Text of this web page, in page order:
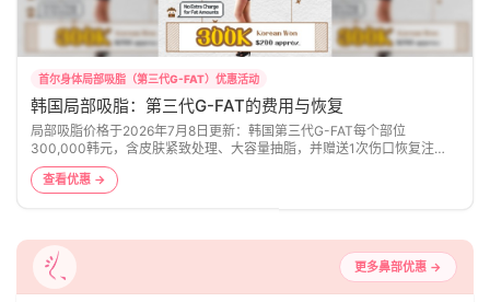
首尔身体局部吸脂（第三代G-FAT）优惠活动
韩国局部吸脂：第三代G-FAT的费用与恢复
局部吸脂价格于2026年7月8日更新：韩国第三代G-FAT每个部位
300,000韩元，含皮肤紧致处理、大容量抽脂，并赠送1次伤口恢复注
射。
查看优惠 →
更多鼻部优惠 →